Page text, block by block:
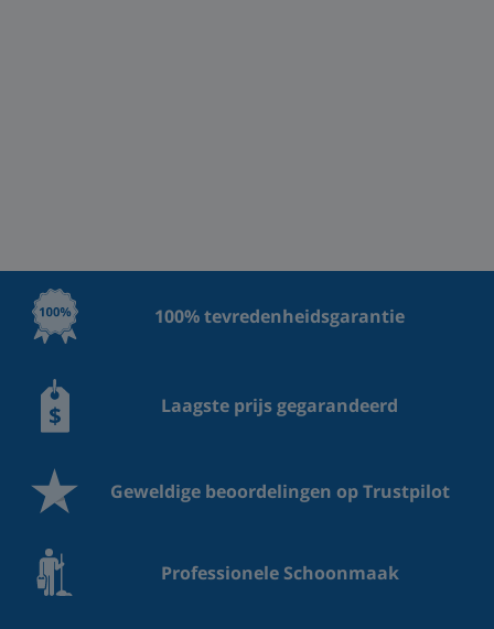
100% tevredenheidsgarantie
Laagste prijs gegarandeerd
Geweldige beoordelingen op Trustpilot
Professionele Schoonmaak